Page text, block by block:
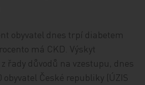
obyvatel dnes trpí diabetem
má CKD. Výskyt
řady důvodů na vzestupu, dnes
obyvatel České republiky (ÚZIS